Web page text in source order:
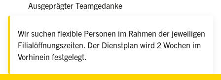
Ausgeprägter Teamgedanke
Wir suchen flexible Personen im Rahmen der jeweiligen
Filialöffnungszeiten. Der Dienstplan wird 2 Wochen im
Vorhinein festgelegt.